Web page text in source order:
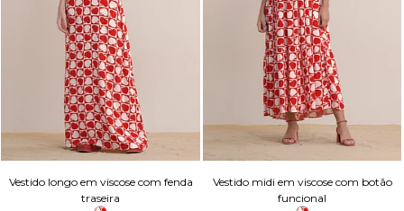
Vestido longo em viscose com fenda
traseira
Vestido midi em viscose com botão
funcional